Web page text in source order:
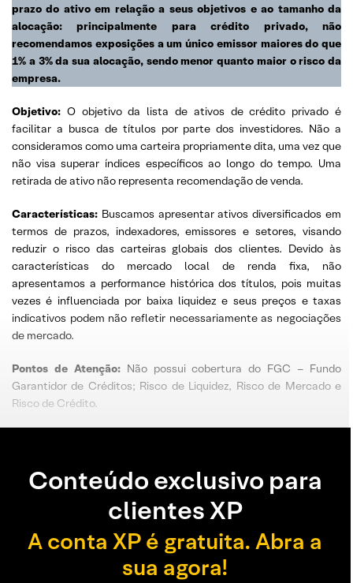
prazo do ativo em relação a seus objetivos e ao tamanho da
alocação: principalmente para crédito privado, não
recomendamos exposições a um único emissor maiores do que
1% a 3% da sua alocação, sendo menor quanto maior o risco da
empresa.
Objetivo: O objetivo da lista de ativos de crédito privado é
facilitar a busca de títulos por parte dos investidores. Não a
consideramos como uma carteira propriamente dita, uma vez que
não visa superar índices específicos ao longo do tempo. Uma
retirada de ativo não representa recomendação de venda.
Características: Buscamos apresentar ativos diversificados em
termos de prazos, indexadores, emissores e setores, visando
reduzir o risco das carteiras globais dos clientes. Devido às
características do mercado local de renda fixa, não
apresentamos a performance histórica dos títulos, pois muitas
vezes é influenciada por baixa liquidez e seus preços e taxas
indicativos podem não refletir necessariamente as negociações
de mercado.
Pontos de Atenção: Não possui cobertura do FGC – Fundo
Garantidor de Créditos; Risco de Liquidez, Risco de Mercado e
Risco de Crédito.
Conteúdo exclusivo para
clientes XP
A conta XP é gratuita. Abra a
sua agora!